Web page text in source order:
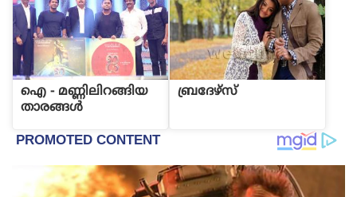
ഐ - മണ്ണിലിറങ്ങിയ
താരങ്ങള്‍
ബ്രദേഴ്സ്